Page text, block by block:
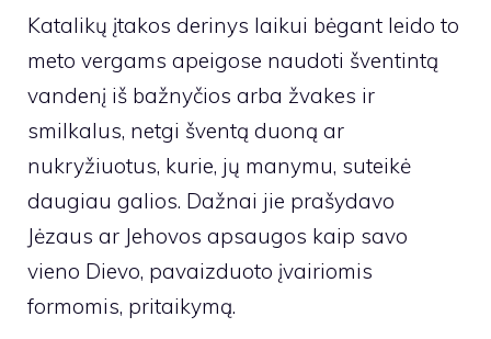
Katalikų įtakos derinys laikui bėgant leido to
meto vergams apeigose naudoti šventintą
vandenį iš bažnyčios arba žvakes ir
smilkalus, netgi šventą duoną ar
nukryžiuotus, kurie, jų manymu, suteikė
daugiau galios. Dažnai jie prašydavo
Jėzaus ar Jehovos apsaugos kaip savo
vieno Dievo, pavaizduoto įvairiomis
formomis, pritaikymą.